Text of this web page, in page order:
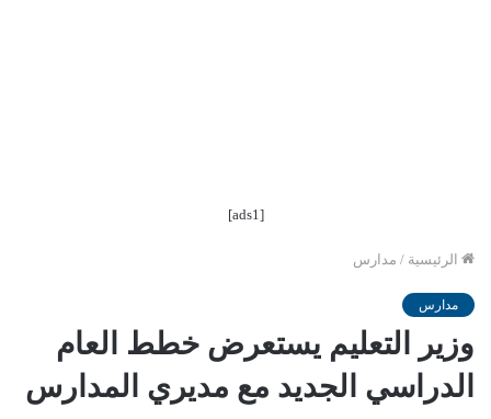
[ads1]
الرئيسية / مدارس
مدارس
وزير التعليم يستعرض خطط العام
الدراسي الجديد مع مديري المدارس